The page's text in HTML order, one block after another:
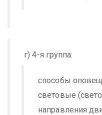
г) 4-я группа:
способы
световые
направления